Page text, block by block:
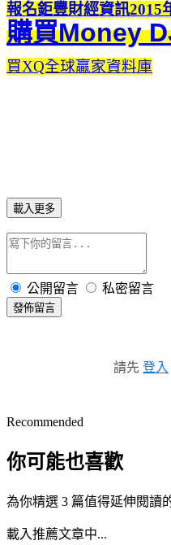
報名鉅豐財經資訊2015
購買Money
買XQ全球贏家資料庫
載入更多
公開留言 私密留言
發佈留言
請先 登入
Recommended
你可能也喜歡
為你精選 3 篇值得延伸閱讀
載入推薦文章中...